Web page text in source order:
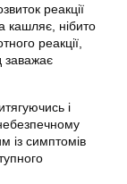
реакції
кашляє, нібито
реакції,
заважає
і
із симптомів